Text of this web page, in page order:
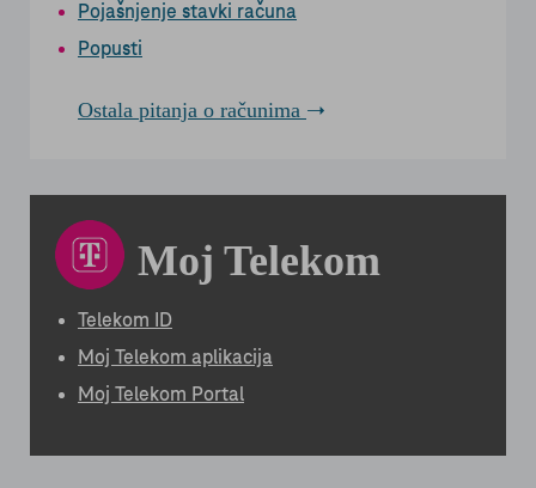
Pojašnjenje stavki računa
Popusti
Ostala pitanja o računima
Moj Telekom
Telekom ID
Moj Telekom aplikacija
Moj Telekom Portal